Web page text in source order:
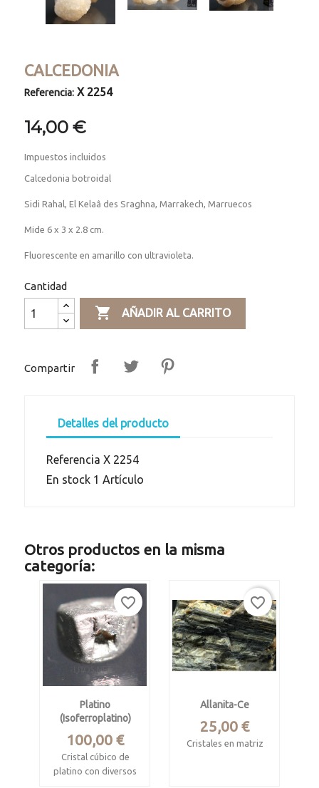
CALCEDONIA
Referencia: X 2254
14,00 €
Impuestos incluidos
Calcedonia botroidal
Sidi Rahal, El Kelaâ des Sraghna, Marrakech, Marruecos
Mide 6 x 3 x 2.8 cm.
Fluorescente en amarillo con ultravioleta.
Cantidad
 AÑADIR AL CARRITO
Compartir
Detalles del producto
Referencia X 2254
En stock 1 Artículo
Otros productos en la misma
categoría:
Platino
(isoferroplatino)
Precio
100,00 €
Cristal cúbico de
platino con diversos
favorite_border
Allanita-Ce
Precio
25,00 €
Cristales en matriz
favorite_border